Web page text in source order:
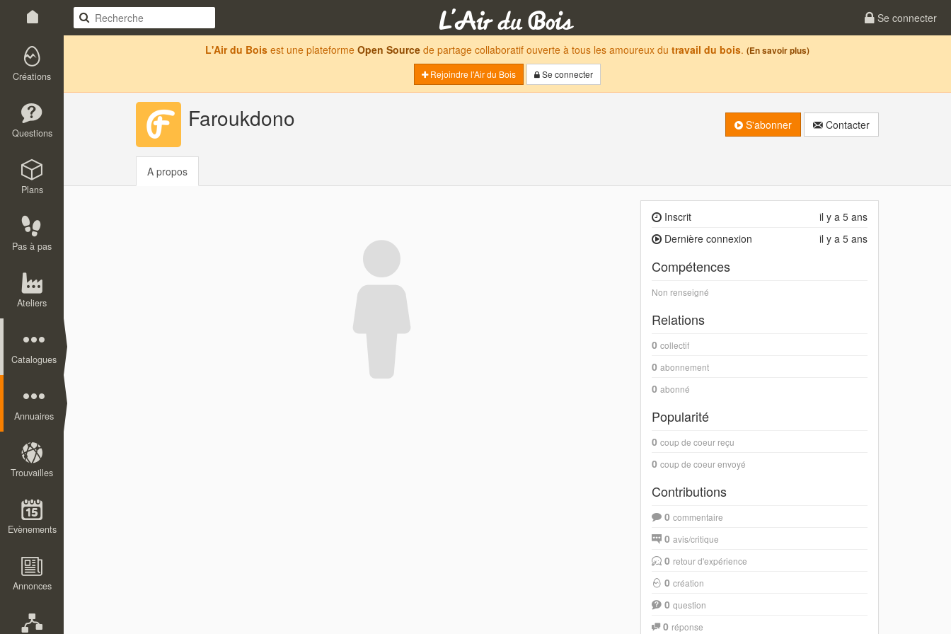
Se connecter
Créations
Questions
Plans
Pas à pas
Ateliers
Catalogues
Annuaires
Trouvailles
Evènements
Annonces
L'Air du Bois est une plateforme Open Source de partage collaboratif ouverte à tous les amoureux du travail du bois. (En savoir plus)
Rejoindre l'Air du Bois
Se connecter
Faroukdono S'abonner Contacter
A propos
il y a 5 ans
Inscrit
il y a 5 ans
Dernière connexion
Compétences
Non renseigné
Relations
0 collectif
0 abonnement
0 abonné
Popularité
0 coup de coeur reçu
0 coup de coeur envoyé
Contributions
0 commentaire
0 avis/critique
0 retour d'expérience
0 création
0 question
0 réponse